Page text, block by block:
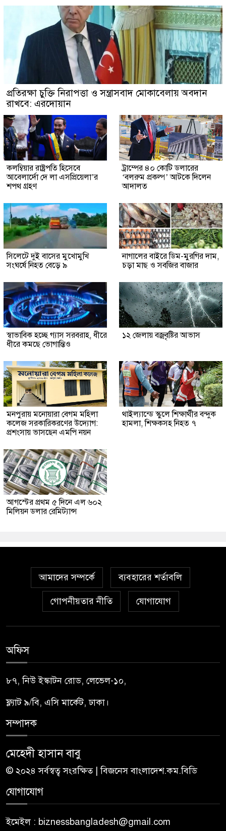
প্রতিরক্ষা চুক্তি নিরাপত্তা ও সন্ত্রাসবাদ মোকাবেলায় অবদান
রাখবে: এরদোয়ান
কলম্বিয়ার রাষ্ট্রপতি হিসেবে
আবেলার্দো দে লা এসপ্রিয়েলা’র
শপথ গ্রহণ
ট্রাম্পের ৪০ কোটি ডলারের
‘বলরুম প্রকল্প’ আটকে দিলেন
আদালত
সিলেটে দুই বাসের মুখোমুখি
সংঘর্ষে নিহত বেড়ে ৯
নাগালের বাইরে ডিম-মুরগির দাম,
চড়া মাছ ও সবজির বাজার
স্বাভাবিক হচ্ছে গ্যাস সরবরাহ, ধীরে
ধীরে কমছে ভোগান্তিও
১২ জেলায় বজ্রবৃষ্টির আভাস
মনপুরায় মনোয়ারা বেগম মহিলা
কলেজ সরকারিকরণের উদ্যোগ:
প্রশংসায় ভাসছেন এমপি নয়ন
থাইল্যান্ডে স্কুলে শিক্ষার্থীর বন্দুক
হামলা, শিক্ষকসহ নিহত ৭
আগস্টের প্রথম ৫ দিনে এল ৬০২
মিলিয়ন ডলার রেমিট্যান্স
আমাদের সম্পর্কে ব্যবহারের শর্তাবলি
গোপনীয়তার নীতি যোগাযোগ
অফিস
৮৭, নিউ ইস্কাটন রোড, লেভেল-১০,
ফ্ল্যাট ৯/বি, এসি মার্কেট, ঢাকা।
সম্পাদক
মেহেদী হাসান বাবু
© ২০২৪ সর্বস্বত্ব সংরক্ষিত | বিজনেস বাংলাদেশ.কম.বিডি
যোগাযোগ
ইমেইল : biznessbangladesh@gmail.com